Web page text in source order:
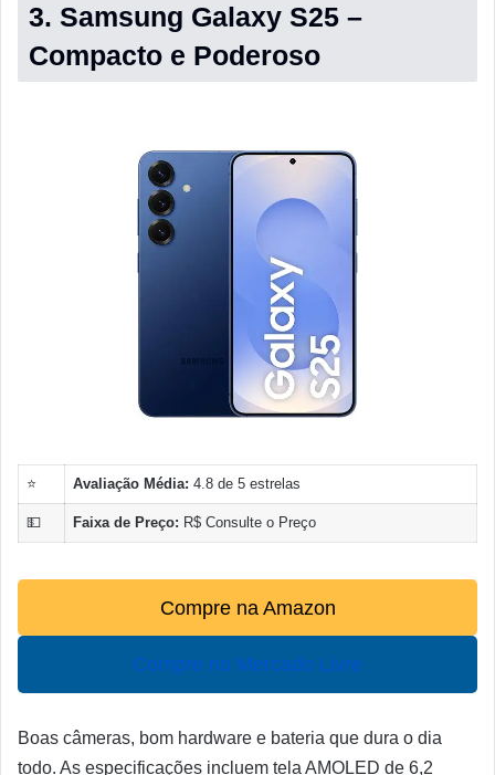
3. Samsung Galaxy S25 –
Compacto e Poderoso
⭐ Avaliação Média: 4.8 de 5 estrelas
💵 Faixa de Preço: R$ Consulte o Preço
Compre na Amazon
Compre no Mercado Livre
Boas câmeras, bom hardware e bateria que dura o dia
todo. As especificações incluem tela AMOLED de 6,2